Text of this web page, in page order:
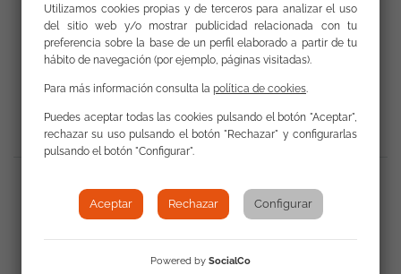
Utilizamos cookies propias y de terceros para analizar el uso
del sitio web y/o mostrar publicidad relacionada con tu
preferencia sobre la base de un perfil elaborado a partir de tu
hábito de navegación (por ejemplo, páginas visitadas).
Para más información consulta la política de cookies.
Puedes aceptar todas las cookies pulsando el botón "Aceptar",
rechazar su uso pulsando el botón "Rechazar" y configurarlas
pulsando el botón "Configurar".
Aceptar Rechazar Configurar
Powered by SocialCo